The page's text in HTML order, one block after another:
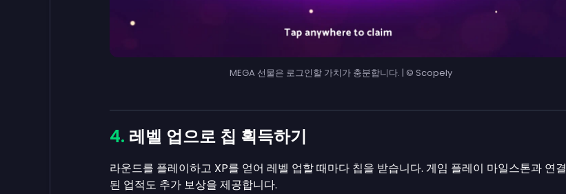
MEGA 선물은 로그인할 가치가 충분합니다. | © Scopely
레벨 업으로 칩 획득하기
라운드를 플레이하고 XP를 얻어 레벨 업할 때마다 칩을 받습니다. 게임 플레이 마일스톤과 연결
된 업적도 추가 보상을 제공합니다.